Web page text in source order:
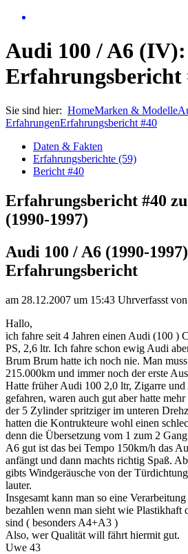
Audi 100 / A6 (IV):
Erfahrungsbericht
Sie sind hier: HomeMarken & Modelle
ErfahrungenErfahrungsbericht #40
Daten & Fakten
Erfahrungsberichte (59)
Bericht #40
Erfahrungsbericht #40
(1990-1997)
Audi 100 / A6 (1990-1997)
Erfahrungsbericht
am 28.12.2007 um 15:43 Uhrverfasst
Hallo,
ich fahre seit 4 Jahren einen Audi (100 )
PS, 2,6 ltr. Ich fahre schon ewig Audi
Brum Brum hatte ich noch nie. Man
215.000km und immer noch der erste
Hatte früher Audi 100 2,0 ltr, Zigarre
gefahren, waren auch gut aber hatte
der 5 Zylinder spritziger im unteren
hatten die Kontrukteure wohl einen
denn die Übersetzung vom 1 zum 2
A6 gut ist das bei Tempo 150km/h das
anfängt und dann machts richtig Spaß.
gibts Windgeräusche von der
lauter.
Insgesamt kann man so eine
bezahlen wenn man sieht wie Plastikhaft
sind ( besonders A4+A3 )
Also, wer Qualität will fährt hiermit gut.
Uwe 43